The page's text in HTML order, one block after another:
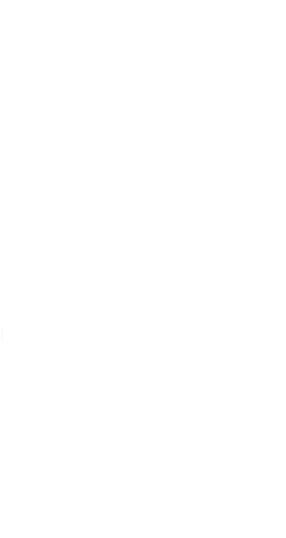
Slovak Republic
территории
бизнеса